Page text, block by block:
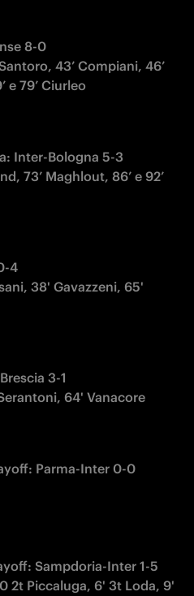
8-0
Santoro, 43’ Compiani, 46’
e 79’ Ciurleo
Inter-Bologna 5-3
73’ Maghlout, 86’ e 92’
4
38' Gavazzeni, 65'
3-1
64' Vanacore
Parma-Inter 0-0
Sampdoria-Inter 1-5
2t Piccaluga, 6' 3t Loda, 9'